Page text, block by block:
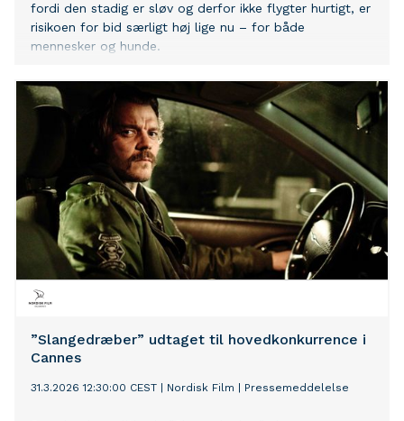
fordi den stadig er sløv og derfor ikke flygter hurtigt, er
risikoen for bid særligt høj lige nu – for både
mennesker og hunde.
”Slangedræber” udtaget til hovedkonkurrence i
Cannes
31.3.2026 12:30:00 CEST Nordisk Film Pressemeddelelse